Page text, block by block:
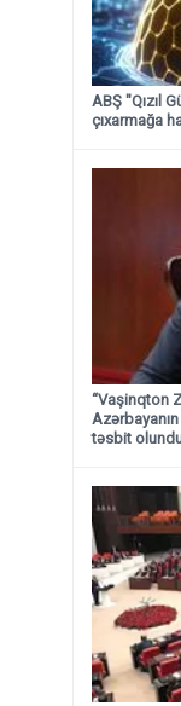
ABŞ "Qızıl
çıxarmağa
“Vaşinqton
təsbit